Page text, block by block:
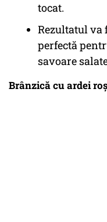
tocat.
Rezultatul va
perfectă
savoare
Brânzică cu ardei